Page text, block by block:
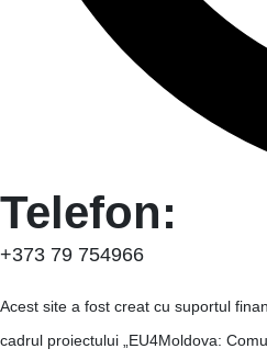
Telefon:
+373 79 754966
Acest site a fost creat cu suportul
cadrul proiectului „EU4Moldova: